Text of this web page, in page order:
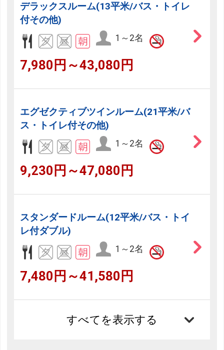
デラックスルーム(13平米/バス・トイレ
付その他)
1～2名
7,980円～43,080円
エグゼクティブツインルーム(21平米/バ
ス・トイレ付その他)
1～2名
9,230円～47,080円
スタンダードルーム(12平米/バス・トイ
レ付ダブル)
1～2名
7,480円～41,580円
すべてを表示する